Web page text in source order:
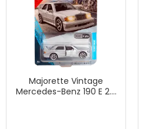
Majorette Vintage
Mercedes-Benz 190 E 2.5